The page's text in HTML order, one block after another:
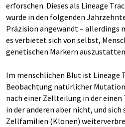
erforschen. Dieses als Lineage
wurde in den folgenden
Präzision angewandt – allerdings
es verbietet sich von selbst,
genetischen Markern
Im menschlichen Blut ist Lineage
Beobachtung natürlicher
nach einer Zellteilung in der
in der anderen aber nicht, und
Zellfamilien (Klonen)